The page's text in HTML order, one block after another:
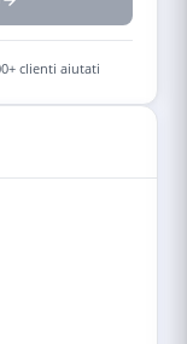
clienti aiutati